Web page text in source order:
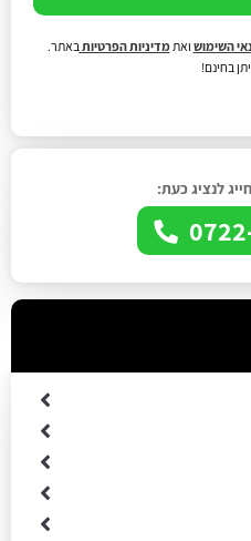
השימוש ואתמדיניות הפרטיות באתר.
בחינם!
לנציג כעת: